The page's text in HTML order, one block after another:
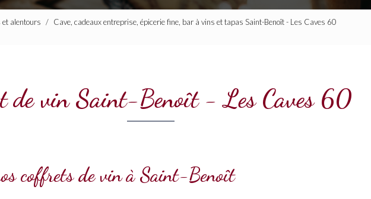
alentours
Cave, cadeaux entreprise, épicerie fine, bar à vins et tapas Saint-Benoît - Les Caves 60
de vin Saint-Benoît - Les Caves 60
coffrets de vin à Saint-Benoît